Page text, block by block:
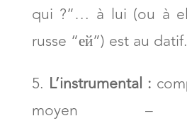
qui ?”… à lui (ou à
russe “ей”) est au datif.
L’instrumental :
moyen –